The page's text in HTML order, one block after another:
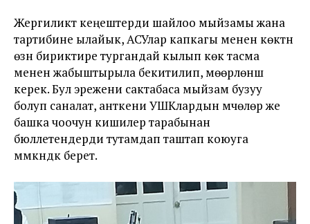
Жергиликтүү кеңештерди шайлоо мыйзамы жана
тартибине ылайык, АСУлар капкагы менен үкөктүн
өзүн бириктире тургандай кылып көк тасма
менен жабыштырыла бекитилип, мөөрлөнүшү
керек. Бул эрежени сактабаса мыйзам бузуу
болуп саналат, анткени УШКлардын мүчөлөрү же
башка чоочун кишилер тарабынан
бюллетендерди тутамдап таштап коюуга
мүмкүндүк берет.